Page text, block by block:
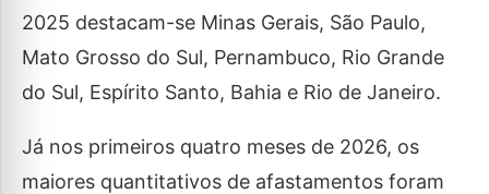
2025 destacam-se Minas Gerais, São Paulo,
Mato Grosso do Sul, Pernambuco, Rio Grande
do Sul, Espírito Santo, Bahia e Rio de Janeiro.
Já nos primeiros quatro meses de 2026, os
maiores quantitativos de afastamentos foram